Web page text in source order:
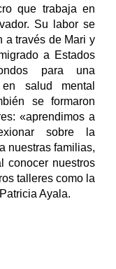
que trabaja en
Su labor se
a través de Mari y
a Estados
para una
salud mental
se formaron
«aprendimos a
sobre la
nuestras familias,
conocer nuestros
talleres como la
Ayala.